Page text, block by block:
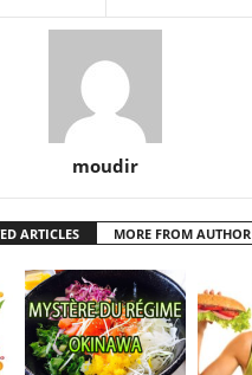
moudir
ARTICLES MORE FROM AUTHOR